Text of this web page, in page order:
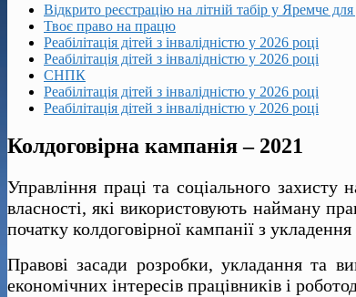
Відкрито реєстрацію на літній табір у Яремче для
Твоє право на працю
Реабілітація дітей з інвалідністю у 2026 році
Реабілітація дітей з інвалідністю у 2026 році
СНПК
Реабілітація дітей з інвалідністю у 2026 році
Реабілітація дітей з інвалідністю у 2026 році
Колдоговірна кампанія – 2021
Управління праці та соціального захисту
власності, які використовують найману
початку колдоговірної кампанії з
Правові засади розробки, укладання та
економічних інтересів працівників і